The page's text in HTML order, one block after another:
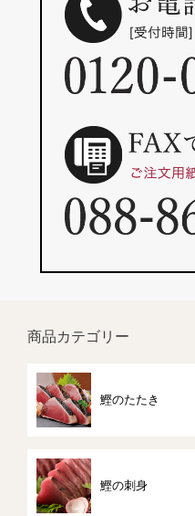
商品カテゴリー
鰹のたたき
鰹の刺身